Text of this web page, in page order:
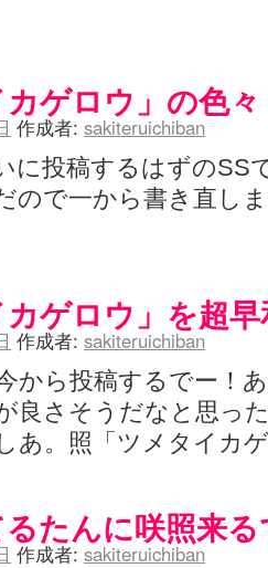
ゲロウ」の色々
作成者: sakiteruichiban
に投稿するはずのSS
ので一から書き直し
ゲロウ」を超
作成者: sakiteruichiban
から投稿するでー！
良さそうだなと思っ
あ。照「ツメタイカ
たんに咲照来
作成者: sakiteruichiban